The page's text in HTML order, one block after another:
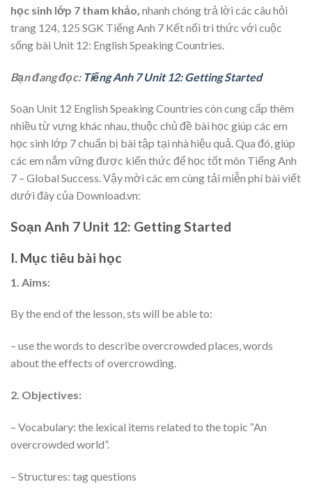
học sinh lớp 7 tham khảo, nhanh chóng trả lời các câu hỏi
trang 124, 125 SGK Tiếng Anh 7 Kết nối tri thức với cuộc
sống bài Unit 12: English Speaking Countries.
Bạn đang đọc: Tiếng Anh 7 Unit 12: Getting Started
Soạn Unit 12 English Speaking Countries còn cung cấp thêm
nhiều từ vựng khác nhau, thuộc chủ đề bài học giúp các em
học sinh lớp 7 chuẩn bị bài tập tại nhà hiệu quả. Qua đó, giúp
các em nắm vững được kiến thức để học tốt môn Tiếng Anh
7 – Global Success. Vậy mời các em cùng tải miễn phí bài viết
dưới đây của Download.vn:
Soạn Anh 7 Unit 12: Getting Started
I. Mục tiêu bài học
1. Aims:
By the end of the lesson, sts will be able to:
– use the words to describe overcrowded places, words
about the effects of overcrowding.
2. Objectives:
– Vocabulary: the lexical items related to the topic “An
overcrowded world”.
– Structures: tag questions